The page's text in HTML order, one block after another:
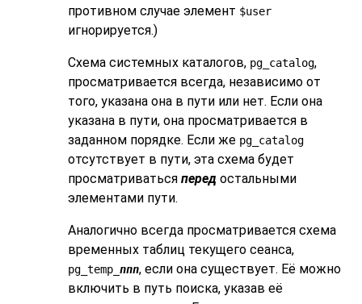
противном случае элемент $user
игнорируется.)
Схема системных каталогов, pg_catalog,
просматривается всегда, независимо от
того, указана она в пути или нет. Если она
указана в пути, она просматривается в
заданном порядке. Если же pg_catalog
отсутствует в пути, эта схема будет
просматриваться перед остальными
элементами пути.
Аналогично всегда просматривается схема
временных таблиц текущего сеанса,
pg_temp_ nnn, если она существует. Её можно
включить в путь поиска, указав её